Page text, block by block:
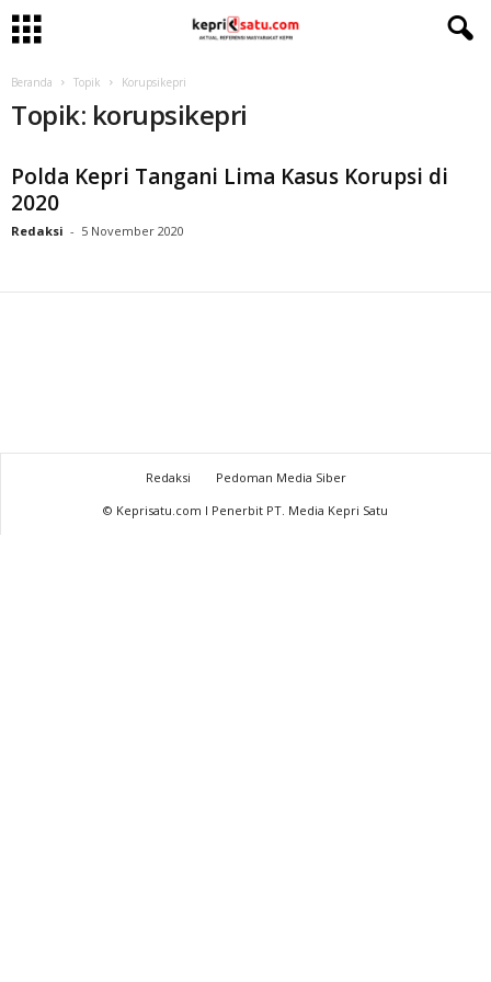
Beranda Topik Korupsikepri
Topik: korupsikepri
Polda Kepri Tangani Lima Kasus Korupsi di
2020
Redaksi - 5 November 2020
Redaksi
Pedoman Media Siber
© Keprisatu.com I Penerbit PT. Media Kepri Satu